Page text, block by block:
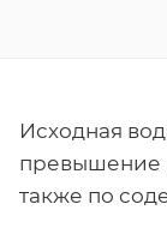
Исходная
превышение
также по